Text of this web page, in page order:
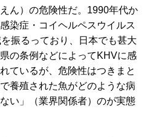
ん）の危険性だ。1990年代か
染症・コイヘルペスウイルス
振るっており、日本でも甚大
の条例などによってKHVに感
ているが、危険性はつきまと
養殖された魚がどのような病
い」（業界関係者）のが実態